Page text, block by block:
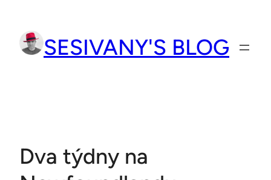
obsah
SESIVANY'S BLOG
Dva týdny na